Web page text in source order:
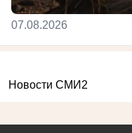
07.08.2026
Новости СМИ2